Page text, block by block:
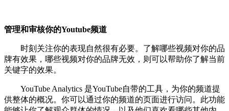
管理和审核你的Youtube频道
时刻关注你的表现自然很有必要。了解哪些视频对你的品
牌有效果，哪些视频对你的品牌无效，则可以帮助你了解当前
关键字的效果。
YouTube Analytics 是YouTube自带的工具，为你的频道提
供整体的概况。你可以通过你的频道的页面进行访问。此功能